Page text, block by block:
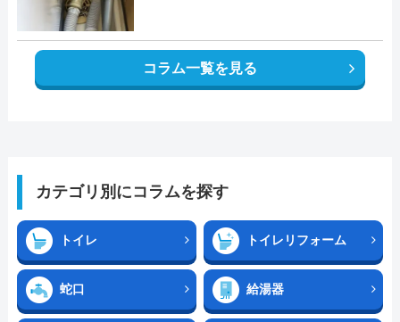
コラム一覧を見る
カテゴリ別にコラムを探す
トイレ トイレリフォーム
蛇口 給湯器